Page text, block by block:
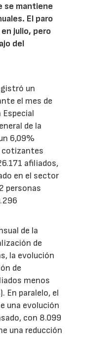
se mantiene
El paro
julio, pero
del
un
el mes de
de la
6,09%
cotizantes
afiliados,
en el sector
personas
de la
de
la evolución
de
menos
En paralelo, el
una evolución
con 8.099
una reducción